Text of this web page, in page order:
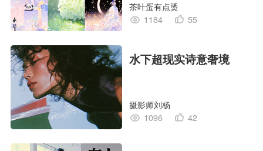
茶叶蛋有点烫
1184
55
水下超现实诗意奢境
摄影师刘杨
1096
42